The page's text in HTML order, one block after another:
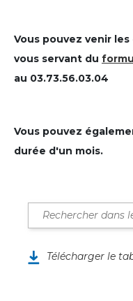
Vous pouvez venir
vous servant du
au 03.73.56.03.04
Vous pouvez
durée d'un mois.
Télécharger le